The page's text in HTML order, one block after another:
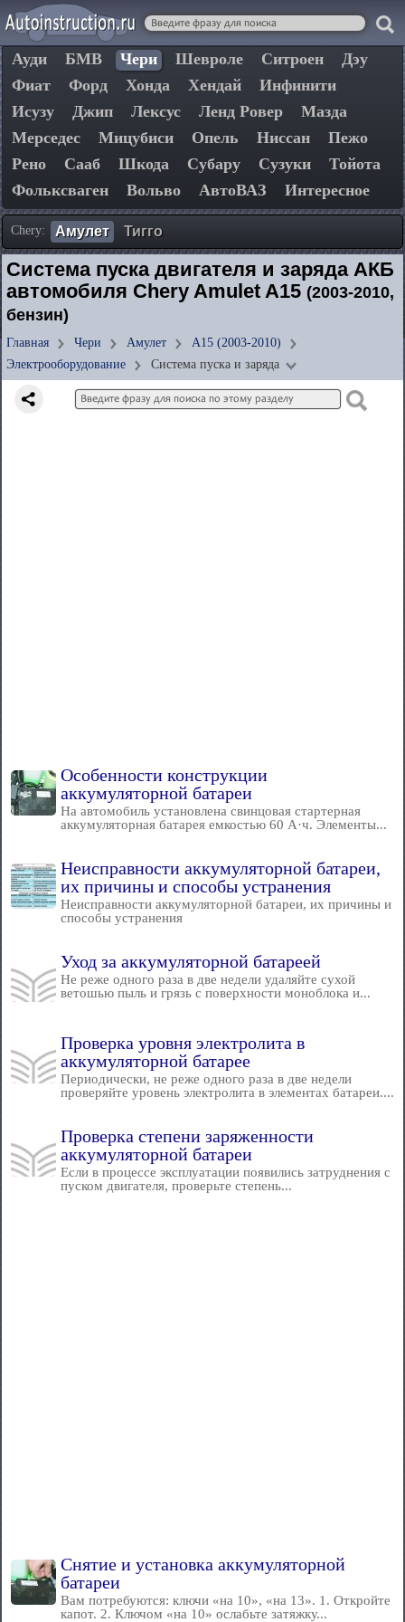
Ауди БМВ Чери Шевроле Ситроен
Дэу
Фиат
Форд Хонда Хендай
Инфинити
Исузу
Джип Лексус Ленд Ровер
Мазда
Мерседес
Мицубиси Опель Ниссан
Пежо
Рено
Сааб Шкода Субару Сузуки
Тойота
Фольксваген
Вольво АвтоВАЗ Интересное
Chery: Амулет Тигго
Система пуска двигателя и заряда АКБ
автомобиля Chery Amulet A15 (2003-2010,
бензин)
Главная Чери Амулет
A15 (2003-2010)
Электрооборудование
Система пуска и заряда
Особенности конструкции
аккумуляторной батареи
На автомобиль установлена свинцовая стартерная
аккумуляторная батарея емкостью 60 А·ч. Элементы...
Неисправности аккумуляторной батареи,
их причины и способы устранения
Неисправности аккумуляторной батареи, их причины и
способы устранения
Уход за аккумуляторной батареей
Не реже одного раза в две недели удаляйте сухой
ветошью пыль и грязь с поверхности моноблока и...
Проверка уровня электролита в
аккумуляторной батарее
Периодически, не реже одного раза в две недели
проверяйте уровень электролита в элементах батареи....
Проверка степени заряженности
аккумуляторной батареи
Если в процессе эксплуатации появились затруднения с
пуском двигателя, проверьте степень...
Снятие и установка аккумуляторной
батареи
Вам потребуются: ключи «на 10», «на 13». 1. Откройте
капот. 2. Ключом «на 10» ослабьте затяжку...